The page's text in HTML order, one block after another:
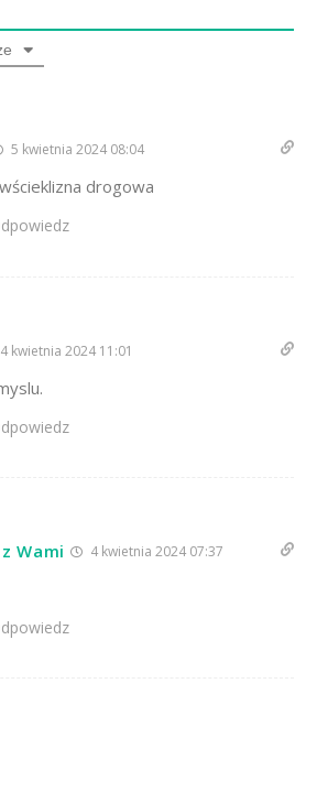
5 kwietnia 2024 08:04
drogowa
4 kwietnia 2024 11:01
Wami 4 kwietnia 2024 07:37